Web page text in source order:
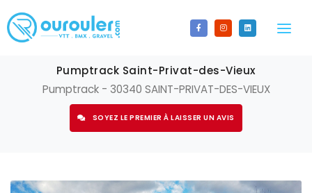
LES SPOTS
Tous les spots
CALENDRIER
CONTACT
Pumptrack Saint-Privat-des-Vieux
Pumptrack - 30340 SAINT-PRIVAT-DES-VIEUX
SOYEZ LE PREMIER À LAISSER UN AVIS